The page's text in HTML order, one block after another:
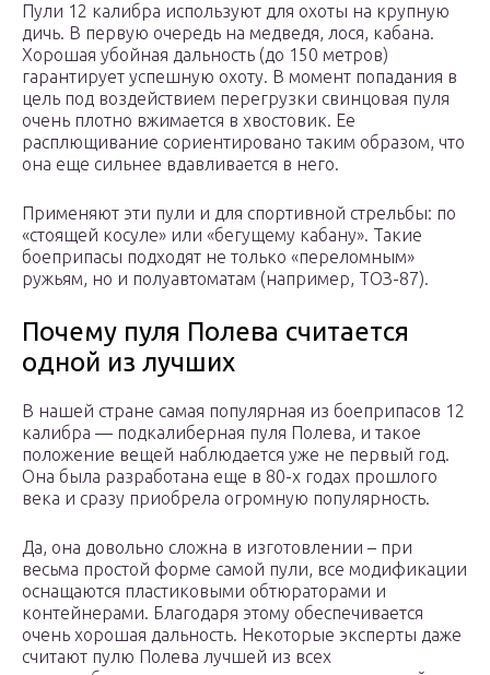
Пули 12 калибра используют для охоты на крупную
дичь. В первую очередь на медведя, лося, кабана.
Хорошая убойная дальность (до 150 метров)
гарантирует успешную охоту. В момент попадания в
цель под воздействием перегрузки свинцовая пуля
очень плотно вжимается в хвостовик. Ее
расплющивание сориентировано таким образом, что
она еще сильнее вдавливается в него.
Применяют эти пули и для спортивной стрельбы: по
«стоящей косуле» или «бегущему кабану». Такие
боеприпасы подходят не только «переломным»
ружьям, но и полуавтоматам (например, ТОЗ-87).
Почему пуля Полева считается
одной из лучших
В нашей стране самая популярная из боеприпасов 12
калибра — подкалиберная пуля Полева, и такое
положение вещей наблюдается уже не первый год.
Она была разработана еще в 80-х годах прошлого
века и сразу приобрела огромную популярность.
Да, она довольно сложна в изготовлении – при
весьма простой форме самой пули, все модификации
оснащаются пластиковыми обтюраторами и
контейнерами. Благодаря этому обеспечивается
очень хорошая дальность. Некоторые эксперты даже
считают пулю Полева лучшей из всех